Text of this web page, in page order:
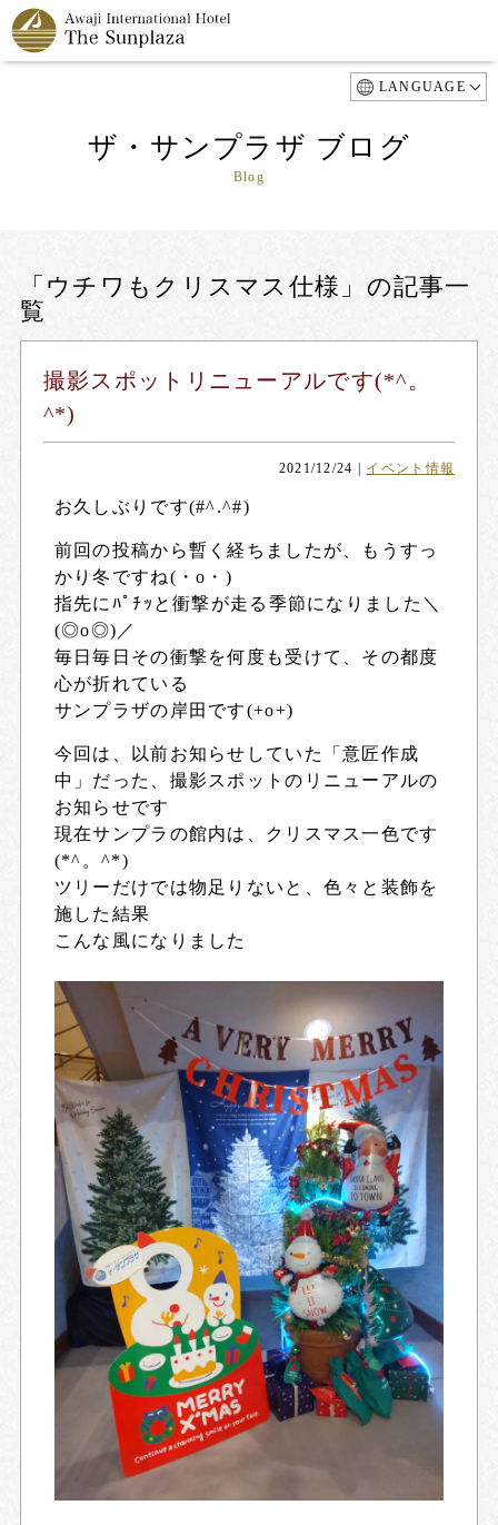
LANGUAGE
ザ・サンプラザ ブログ
Blog
「ウチワもクリスマス仕様」の記事一
覧
撮影スポットリニューアルです(*^。
^*)
2021/12/24 イベント情報
お久しぶりです(#^.^#)
前回の投稿から暫く経ちましたが、もうすっ
かり冬ですね(・o・)
指先にﾊﾟﾁｯと衝撃が走る季節になりました＼
(◎o◎)／
毎日毎日その衝撃を何度も受けて、その都度
心が折れている
サンプラザの岸田です(+o+)
今回は、以前お知らせしていた「意匠作成
中」だった、撮影スポットのリニューアルの
お知らせです
現在サンプラの館内は、クリスマス一色です
(*^。^*)
ツリーだけでは物足りないと、色々と装飾を
施した結果
こんな風になりました